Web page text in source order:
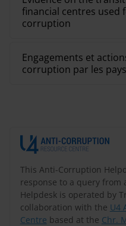
This Anti-Corruption
response to a query from
Helpdesk is operated by
collaboration with the U4
Centre based at the Chr.
financial centres used
corruption
Engagements et
corruption par les